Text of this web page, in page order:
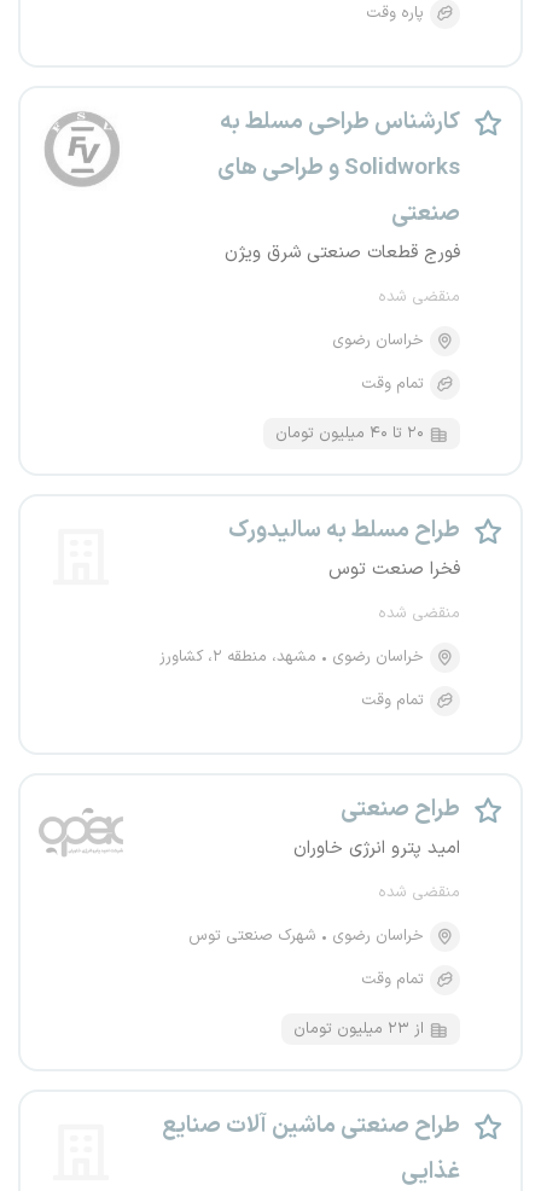
پاره وقت
کارشناس طراحی مسلط به
Solidworks و طراحی های
صنعتی
فورج قطعات صنعتی شرق ویژن
منقضی شده
خراسان رضوی
تمام وقت
۲۰ تا ۴۰ میلیون تومان
طراح مسلط به سالیدورک
فخرا صنعت توس
منقضی شده
خراسان رضوی
مشهد، منطقه ۲، کشاورز
تمام وقت
طراح صنعتی
امید پترو انرژی خاوران
منقضی شده
خراسان رضوی
شهرک صنعتی توس
تمام وقت
از ۲۳ میلیون تومان
طراح صنعتی ماشین آلات صنایع
غذایی